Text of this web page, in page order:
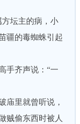
坛主的病，小
疆的毒蜘蛛引起
齐声说：“一
里就曾听说，
贼偷东西时被人